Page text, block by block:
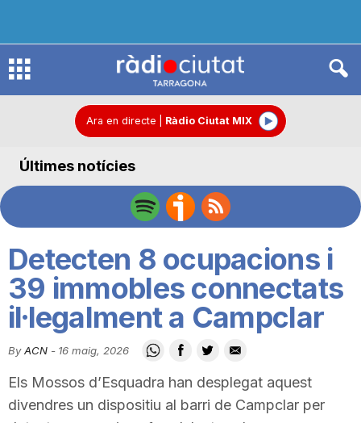
R
d
o
C
Ara en directe Ràdio Ciutat MIX
Últimes notícies
Detecten 8 ocupacions i
39 immobles connectats
il·legalment a Campclar
By ACN - 16 maig, 2026
Els Mossos d’Esquadra han desplegat aquest
divendres un dispositiu al barri de Campclar per